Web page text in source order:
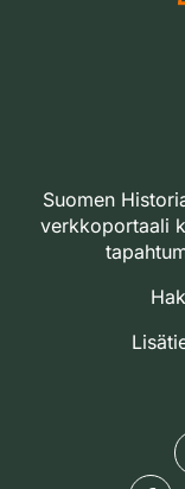
Suomen
verkkoportaali